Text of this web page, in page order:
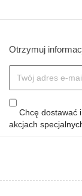
Otrzymuj
Chcę dostawać
akcjach